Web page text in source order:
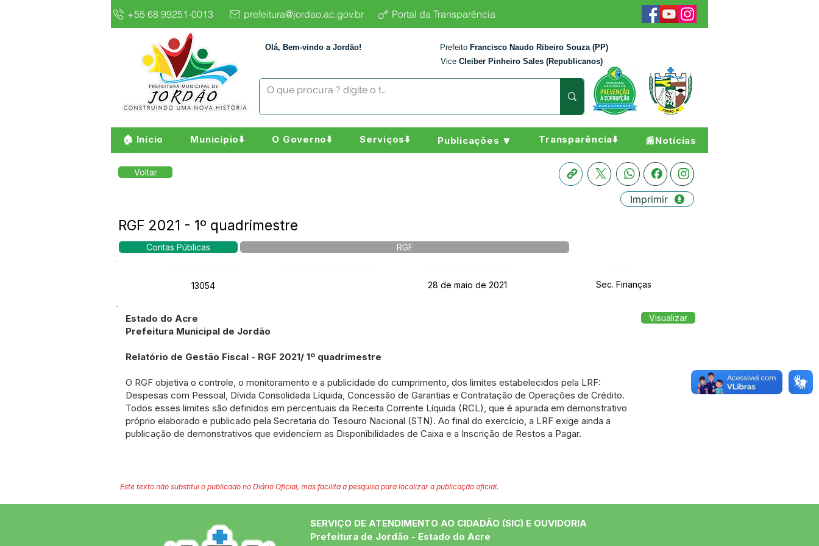
+55 68 99251-0013 prefeitura@jordao.ac.gov.br Portal da Transparência
Olá, Bem-vindo a Jordão! Prefeito Francisco Naudo Ribeiro Souza (PP)
Vice Cleiber Pinheiro Sales (Republicanos)
🏠 Início Município⬇️ O Governo⬇️ Serviços⬇️ Publicações 🔽 Transparência⬇️ 📰Notícias
Voltar
Imprimir
RGF 2021 - 1º quadrimestre
Contas Públicas
RGF
13054
28 de maio de 2021 Sec. Finanças
Estado do Acre
Prefeitura Municipal de Jordão
Relatório de Gestão Fiscal - RGF 2021/ 1º quadrimestre
O RGF objetiva o controle, o monitoramento e a publicidade do cumprimento, dos limites estabelecidos pela LRF:
Despesas com Pessoal, Dívida Consolidada Líquida, Concessão de Garantias e Contratação de Operações de Crédito.
Todos esses limites são definidos em percentuais da Receita Corrente Líquida (RCL), que é apurada em demonstrativo
próprio elaborado e publicado pela Secretaria do Tesouro Nacional (STN). Ao final do exercício, a LRF exige ainda a
publicação de demonstrativos que evidenciem as Disponibilidades de Caixa e a Inscrição de Restos a Pagar.
Visualizar
Este texto não substitui o publicado no Diário Oficial, mas facilita a pesquisa para localizar a publicação oficial.
SERVIÇO DE ATENDIMENTO AO CIDADÃO (SIC) E OUVIDORIA
Prefeitura de Jordão - Estado do Acre